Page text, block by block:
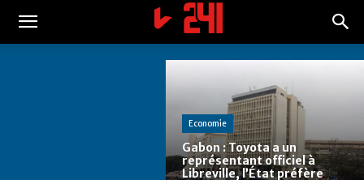
Economie
Gabon : Toyota a un
représentant officiel à
Libreville, l’État préfère